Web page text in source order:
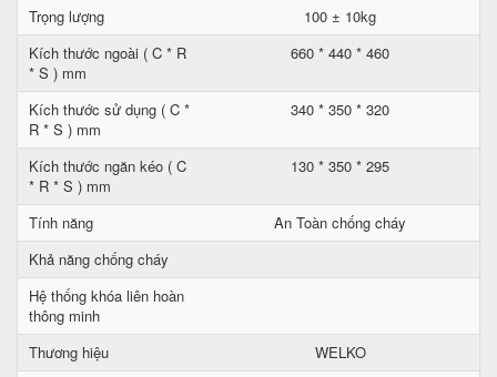
Trọng lượng
100 ± 10kg
Kích thước ngoài ( C * R
* S ) mm
660 * 440 * 460
Kích thước sử dụng ( C *
R * S ) mm
340 * 350 * 320
Kích thước ngăn kéo ( C
* R * S ) mm
130 * 350 * 295
Tính năng
An Toàn chống cháy
Khả năng chống cháy
Hệ thống khóa liên hoàn
thông minh
Thương hiệu
WELKO